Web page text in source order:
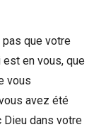
que votre
en vous, que
vous
avez été
Dieu dans votre